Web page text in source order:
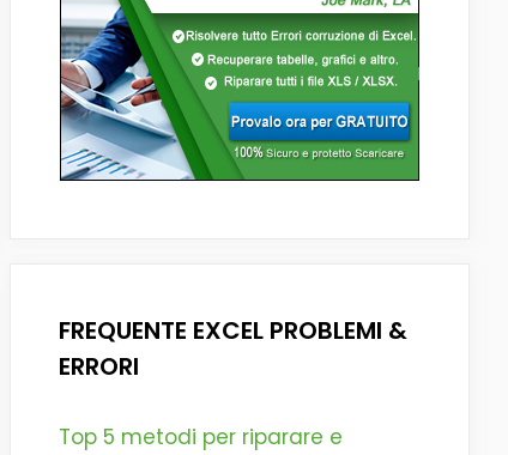
FREQUENTE EXCEL PROBLEMI &
ERRORI
Top 5 metodi per riparare e